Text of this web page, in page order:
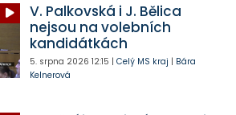
V. Palkovská i J. Bělica
nejsou na volebních
kandidátkách
5. srpna 2026 12:15 | Celý MS kraj | Bára
Kelnerová